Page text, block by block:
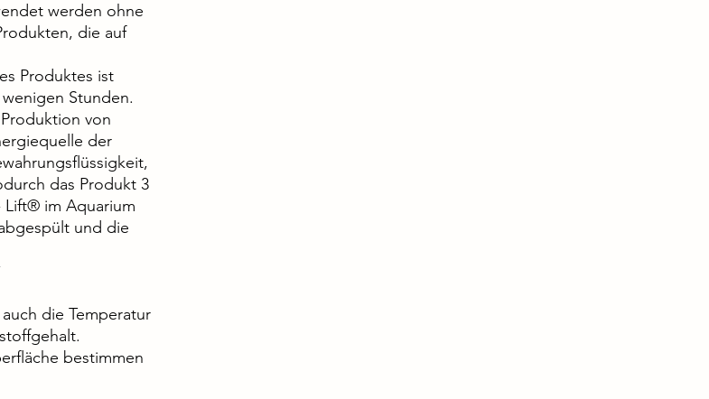
werden ohne
die auf
Produktes ist
Stunden.
von
der
das Produkt 3
Lift® im Aquarium
und die
die Temperatur
bestimmen